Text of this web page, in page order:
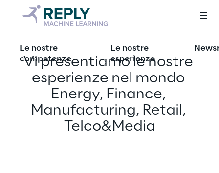
Le nostre
competenze
Le nostre
esperienze
Vi presentiamo le nostre
esperienze nel mondo
Energy, Finance,
Manufacturing, Retail,
Telco&Media